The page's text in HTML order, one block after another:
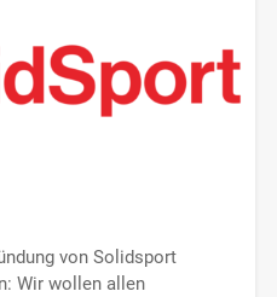
von Solidsport
Wir wollen allen